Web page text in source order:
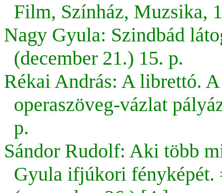
Film, Színház, Muzsika,
Nagy Gyula: Szindbád
(december 21.) 15. p.
Rékai András: A librettó.
operaszöveg-vázlat
p.
Sándor Rudolf: Aki több
Gyula ifjúkori fényképét.